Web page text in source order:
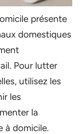
présente
domestiques
Pour lutter
utilisez les
les
la
à domicile.